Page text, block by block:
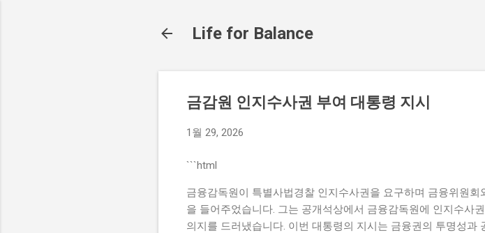
Life for Balance
금감원 인지수사권 부여 대통령 지시
1월 29, 2026
```html
금융감독원이 특별사법경찰 인지수사권을 요구하며 금융위원
을 들어주었습니다. 그는 공개석상에서 금융감독원에 인지수사
의지를 드러냈습니다. 이번 대통령의 지시는 금융권의 투명성